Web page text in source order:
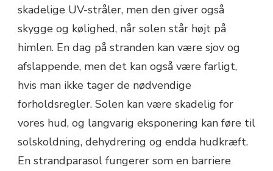
skadelige UV-stråler, men den giver også
skygge og kølighed, når solen står højt på
himlen. En dag på stranden kan være sjov og
afslappende, men det kan også være farligt,
hvis man ikke tager de nødvendige
forholdsregler. Solen kan være skadelig for
vores hud, og langvarig eksponering kan føre til
solskoldning, dehydrering og endda hudkræft.
En strandparasol fungerer som en barriere